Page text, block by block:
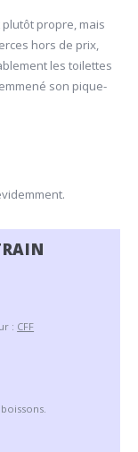
propre, mais
hors de prix,
les toilettes
son pique-
: CFF